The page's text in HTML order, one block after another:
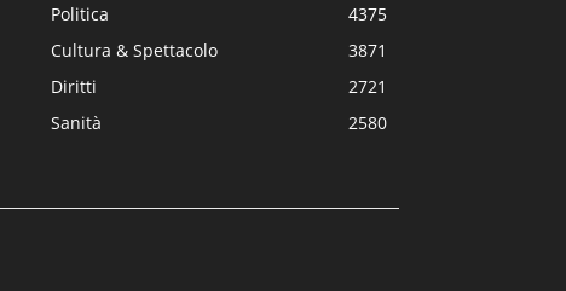
Politica
4375
Cultura & Spettacolo
3871
Diritti
2721
Sanità
2580